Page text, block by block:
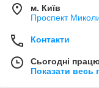
м. Київ
Проспект
Контакти
Сьогодні
Показати весь